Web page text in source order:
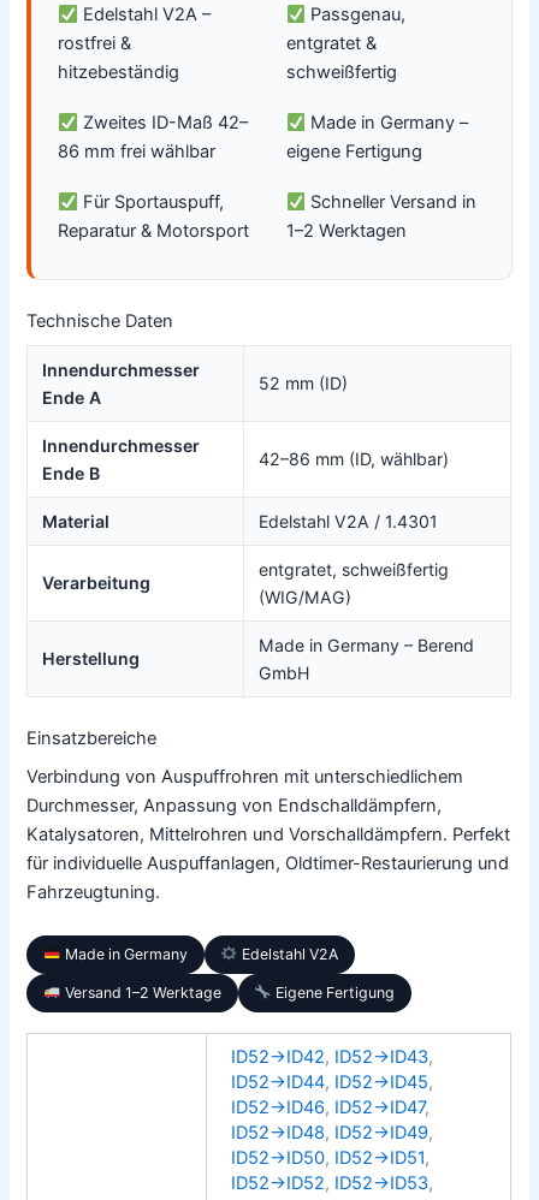
Edelstahl V2A –
rostfrei &
hitzebeständig
Passgenau,
entgratet &
schweißfertig
Zweites ID-Maß 42–
86 mm frei wählbar
Made in Germany –
eigene Fertigung
Für Sportauspuff,
Reparatur & Motorsport
Schneller Versand in
1–2 Werktagen
Technische Daten
Innendurchmesser
Ende A
52 mm (ID)
Innendurchmesser
Ende B
42–86 mm (ID, wählbar)
Material Edelstahl V2A / 1.4301
Verarbeitung
entgratet, schweißfertig
(WIG/MAG)
Herstellung
Made in Germany – Berend
GmbH
Einsatzbereiche
Verbindung von Auspuffrohren mit unterschiedlichem
Durchmesser, Anpassung von Endschalldämpfern,
Katalysatoren, Mittelrohren und Vorschalldämpfern. Perfekt
für individuelle Auspuffanlagen, Oldtimer-Restaurierung und
Fahrzeugtuning.
Made in Germany Edelstahl V2A
Versand 1–2 Werktage Eigene Fertigung
ID52→ID42, ID52→ID43,
ID52→ID44, ID52→ID45,
ID52→ID46, ID52→ID47,
ID52→ID48, ID52→ID49,
ID52→ID50, ID52→ID51,
ID52→ID52, ID52→ID53,